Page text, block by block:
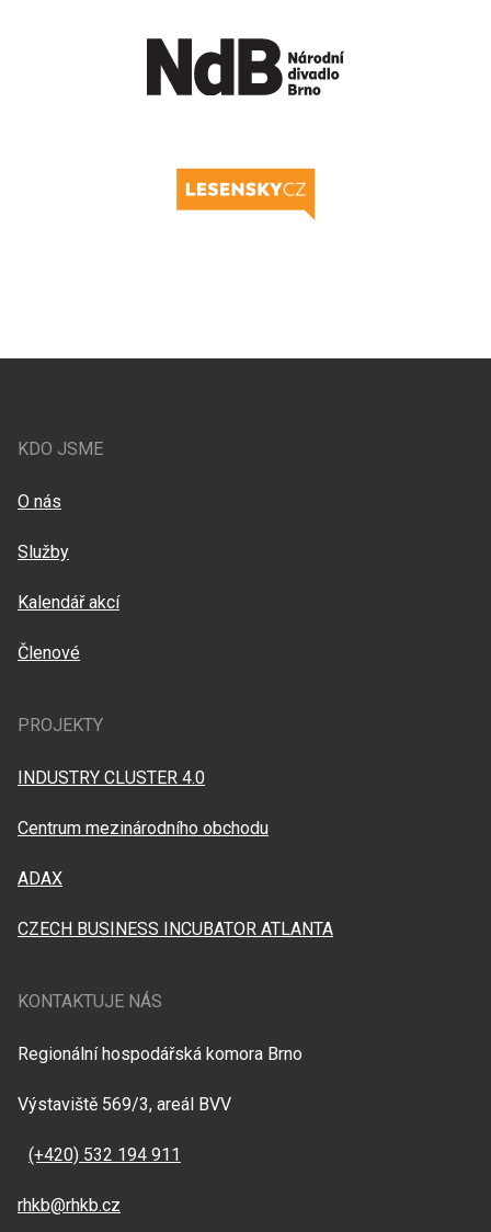
KDO JSME
O nás
Služby
Kalendář akcí
Členové
PROJEKTY
INDUSTRY CLUSTER 4.0
Centrum mezinárodního obchodu
ADAX
CZECH BUSINESS INCUBATOR ATLANTA
KONTAKTUJE NÁS
Regionální hospodářská komora Brno
Výstaviště 569/3, areál BVV
(+420) 532 194 911
rhkb@rhkb.cz